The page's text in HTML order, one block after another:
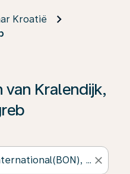
Kroatië
van Kralendijk,
close
is gevonden, klik dan op